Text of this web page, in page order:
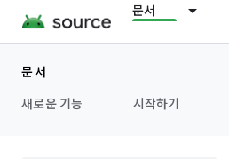
문서
문서
새로운 기능
시작하기